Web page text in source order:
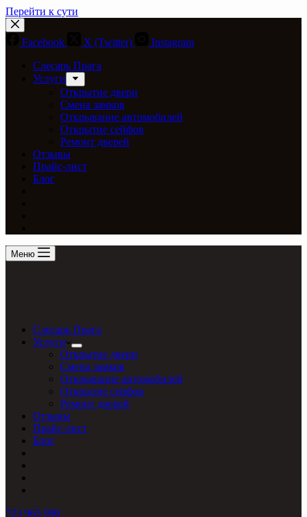
Перейти к сути
Facebook X (Twitter)
Instagram
Слесарь Прага
Услуги
Открытие двери
Смена замков
Открывание автомобилей
Открытие сейфов
Ремонт дверей
Отзывы
Прайс-лист
Блог
Меню
Слесарь Прага
Услуги
Открытие двери
Смена замков
Открывание автомобилей
Открытие сейфов
Ремонт дверей
Отзывы
Прайс-лист
Блог
723 965 990